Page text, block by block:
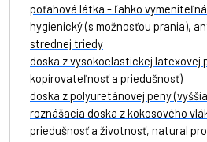
poťahová látka - ľahko
hygienický (s možnosťou prania),
strednej triedy
doska z vysokoelastickej latexovej
kopírovateľnosť a priedušnosť)
doska z polyuretánovej peny
roznášacia doska z kokosového
priedušnosť a životnosť, natural